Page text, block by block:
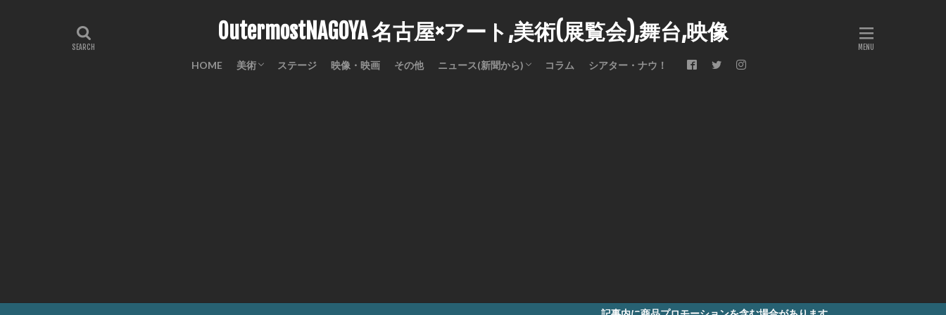
OutermostNAGOYA 名古屋×アート,美術(展覧会),舞台,映像
HOME 美術 ステージ 映像・映画 その他 ニュース(新聞から) コラム シアター・ナウ！